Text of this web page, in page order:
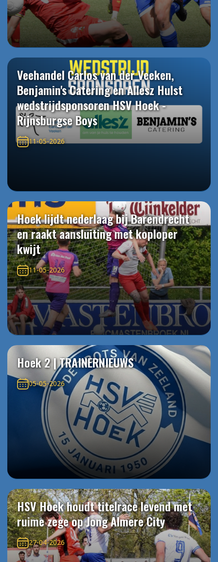
Veehandel Carlos van der Veeken,
Benjamin's Catering en Allesz Hulst
wedstrijdsponsoren HSV Hoek -
Rijnsburgse Boys
11-05-2026
Hoek lijdt nederlaag bij Barendrecht
en raakt aansluiting met koploper
kwijt
11-05-2026
Hoek 2 | TRAINERNIEUWS
05-05-2026
HSV Hoek houdt titelrace levend met
ruime zege op Jong Almere City
27-04-2026